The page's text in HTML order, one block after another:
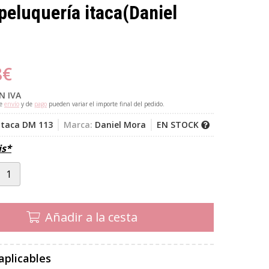
itaca(Daniel
€
IVA
envío y de pago pueden variar el importe final del pedido.
DM 113 Marca: Daniel Mora EN STOCK
Añadir a la cesta